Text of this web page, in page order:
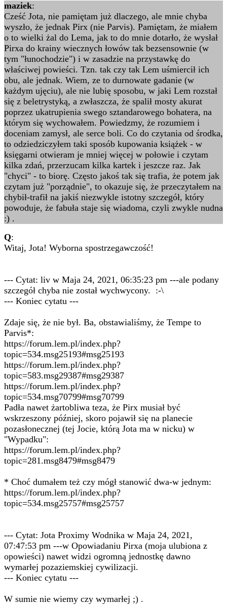
maziek:
Cześć Jota, nie pamiętam już dlaczego, ale mnie chyba
wyszło, że jednak Pirx (nie Parvis). Pamiętam, że miałem
o to wielki żal do Lema, jak to do mnie dotarło, że wysłał
Pirxa do krainy wiecznych łowów tak bezsensownie (w
tym "łunochodzie") i w zasadzie na przystawkę do
właściwej powieści. Tzn. tak czy tak Lem uśmiercił ich
obu, ale jednak. Wiem, ze to durnowate gadanie (w
każdym ujęciu), ale nie lubię sposobu, w jaki Lem rozstał
się z beletrystyką, a zwłaszcza, że spalił mosty akurat
poprzez ukatrupienia swego sztandarowego bohatera, na
którym się wychowałem. Powiedzmy, że rozumiem i
doceniam zamysł, ale serce boli. Co do czytania od środka,
to odziedziczyłem taki sposób kupowania książek - w
księgarni otwieram je mniej więcej w połowie i czytam
kilka zdań, przerzucam kilka kartek i jeszcze raz. Jak
"chyci" - to biorę. Często jakoś tak się trafia, że potem jak
czytam już "porządnie", to okazuje się, że przeczytałem na
chybił-trafił na jakiś niezwykle istotny szczegół, który
powoduje, że fabuła staje się wiadoma, czyli zwykle nudna
:) .
Q:
Witaj, Jota! Wyborna spostrzegawczość!
--- Cytat: liv w Maja 24, 2021, 06:35:23 pm ---ale podany
szczegół chyba nie został wychwycony. :-\
--- Koniec cytatu ---
Zdaje się, że nie był. Ba, obstawialiśmy, że Tempe to
Parvis*:
https://forum.lem.pl/index.php?
topic=534.msg25193#msg25193
https://forum.lem.pl/index.php?
topic=583.msg29387#msg29387
https://forum.lem.pl/index.php?
topic=534.msg70799#msg70799
Padła nawet żartobliwa teza, że Pirx musiał być
wskrzeszony później, skoro pojawił się na planecie
pozasłonecznej (tej Jocie, którą Jota ma w nicku) w
"Wypadku":
https://forum.lem.pl/index.php?
topic=281.msg8479#msg8479
* Choć dumałem też czy mógł stanowić dwa-w jednym:
https://forum.lem.pl/index.php?
topic=534.msg25757#msg25757
--- Cytat: Jota Proximy Wodnika w Maja 24, 2021,
07:47:53 pm ---w Opowiadaniu Pirxa (moja ulubiona z
opowieści) nawet widzi ogromną jednostkę dawno
wymarłej pozaziemskiej cywilizacji.
--- Koniec cytatu ---
W sumie nie wiemy czy wymarłej ;) .